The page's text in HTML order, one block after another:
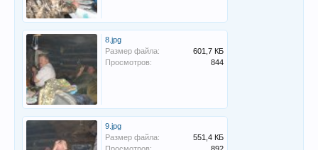
8.jpg
Размер файла:
601,7 КБ
Просмотров:
844
9.jpg
Размер файла:
551,4 КБ